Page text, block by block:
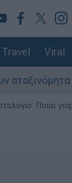
Travel Viral
- Λύση
Ποιοι